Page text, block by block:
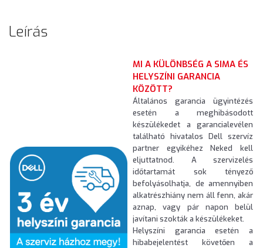
Leírás
MI A KÜLÖNBSÉG A SIMA ÉS
HELYSZÍNI GARANCIA
KÖZÖTT?
Általános garancia ügyintézés
esetén a meghibásodott
készülékedet a garancialevélen
található hivatalos Dell szervíz
partner egyikéhez Neked kell
eljuttatnod. A szervizelés
időtartamát sok tényező
befolyásolhatja, de amennyiben
alkatrészhiány nem áll fenn, akár
aznap, vagy pár napon belül
javítani szokták a készülékeket.
Helyszíni garancia esetén a
hibabejelentést követően a